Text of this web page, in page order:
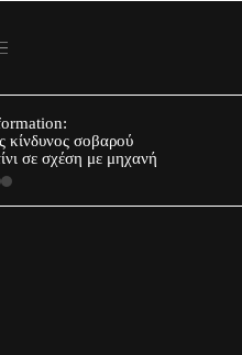
κίνδυνος σοβαρού
σε σχέση με μηχανή